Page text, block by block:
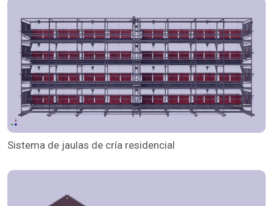
Sistema de jaulas de cría residencial